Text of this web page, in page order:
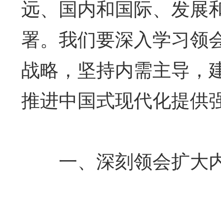
远、国内和国际、发展
署。我们要深入学习领
战略，坚持内需主导，
推进中国式现代化提供
一、深刻领会扩大